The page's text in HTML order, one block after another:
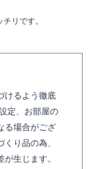
リです。
けるよう徹底
定、お部屋の
る場合がござ
り品の為、
生じます。